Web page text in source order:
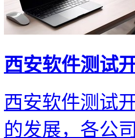
西安软件测试
西安软件测试
的发展，各公